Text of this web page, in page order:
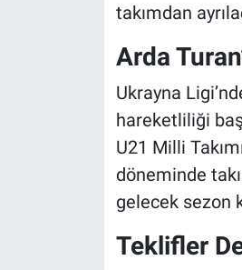
takımdan
Arda
Ukrayna
hareketliliği
U21 Milli
döneminde
gelecek sezon
Teklifler